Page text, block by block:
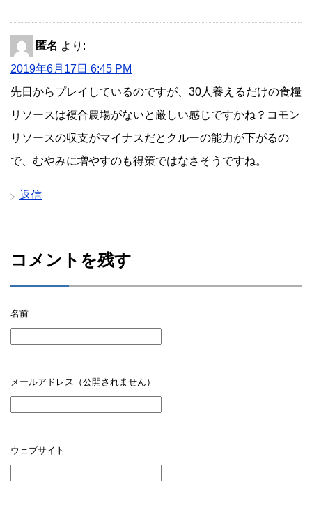
匿名 より:
2019年6月17日 6:45 PM
先日からプレイしているのですが、30人養えるだけの食糧
リソースは複合農場がないと厳しい感じですかね？コモン
リソースの収支がマイナスだとクルーの能力が下がるの
で、むやみに増やすのも得策ではなさそうですね。
返信
コメントを残す
名前
メールアドレス（公開されません）
ウェブサイト